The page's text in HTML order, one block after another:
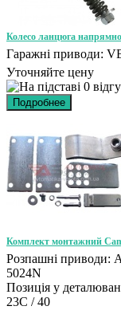
Колесо ланцюга
Гаражні приводи:
Уточняйте цену
Комплект монтажний
Розпашні приводи:
5024N
Позиція у
23C / 40